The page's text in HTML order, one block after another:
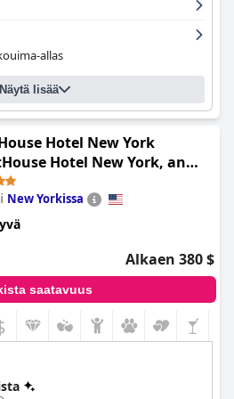
ja monipuolisen kokemuksen
ja mukavilla majoituksillaan,
ja erinomaisilla
siitä suositun valinnan Lake
allas
Näytä lisää
Hotel New York
Hotel New York, an
New Yorkissa
Alkaen 380 $
saatavuus